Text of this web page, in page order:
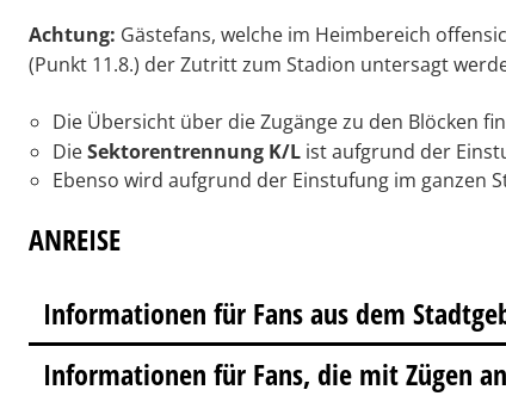
Achtung: Gästefans, welche im Heimbereich
(Punkt 11.8.) der Zutritt zum Stadion untersagt
Die Übersicht über die Zugänge zu den Blöcken
DieSektorentrennung K/L ist aufgrund der
Ebenso wird aufgrund der Einstufung im ganzen
ANREISE
Informationen für Fans aus dem
Informationen für Fans, die mit Zügen